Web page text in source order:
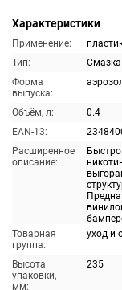
Характеристики
Применение:
Тип:
Смазка
Форма
выпуска:
Объём, л:
0.4
EAN-13:
Расширенное
описание:
Товарная
группа:
уход и
Высота
упаковки,
мм:
235